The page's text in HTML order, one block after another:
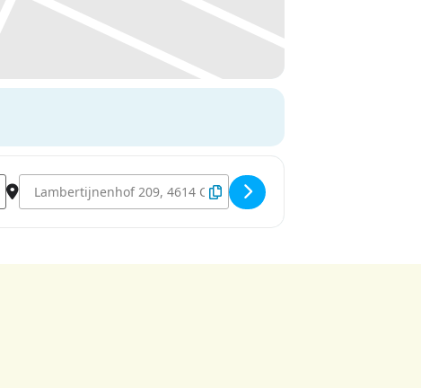
Destination Address - Koningsnacht Lambertijnenhof [8QXPxTKIg]